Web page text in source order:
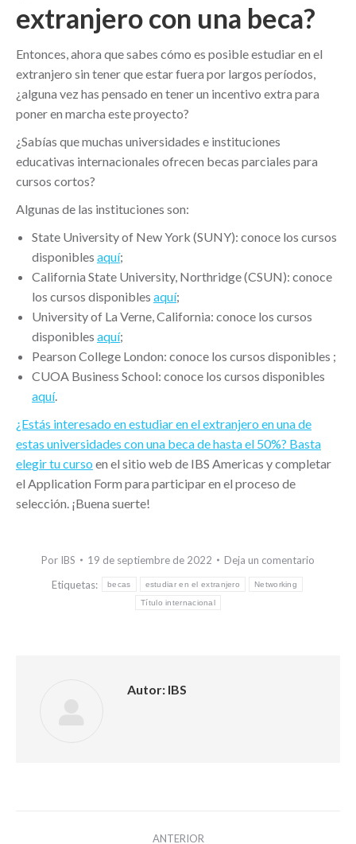
extranjero con una beca?
Entonces, ahora que sabes cómo es posible estudiar en el
extranjero sin tener que estar fuera por largos períodos,
¿alguna vez has pensado en tener un incentivo extra para
poner en marcha este proyecto?
¿Sabías que muchas universidades e instituciones
educativas internacionales ofrecen becas parciales para
cursos cortos?
Algunas de las instituciones son:
State University of New York (SUNY): conoce los cursos
disponibles aquí;
California State University, Northridge (CSUN): conoce
los cursos disponibles aquí;
University of La Verne, California: conoce los cursos
disponibles aquí;
Pearson College London: conoce los cursos disponibles ;
CUOA Business School: conoce los cursos disponibles
aquí.
¿Estás interesado en estudiar en el extranjero en una de
estas universidades con una beca de hasta el 50%? Basta
elegir tu curso en el sitio web de IBS Americas y completar
el Application Form para participar en el proceso de
selección. ¡Buena suerte!
Por IBS 19 de septiembre de 2022
Deja un comentario
Etiquetas:
becas estudiar en el extranjero Networking
Título internacional
Autor: IBS
ANTERIOR